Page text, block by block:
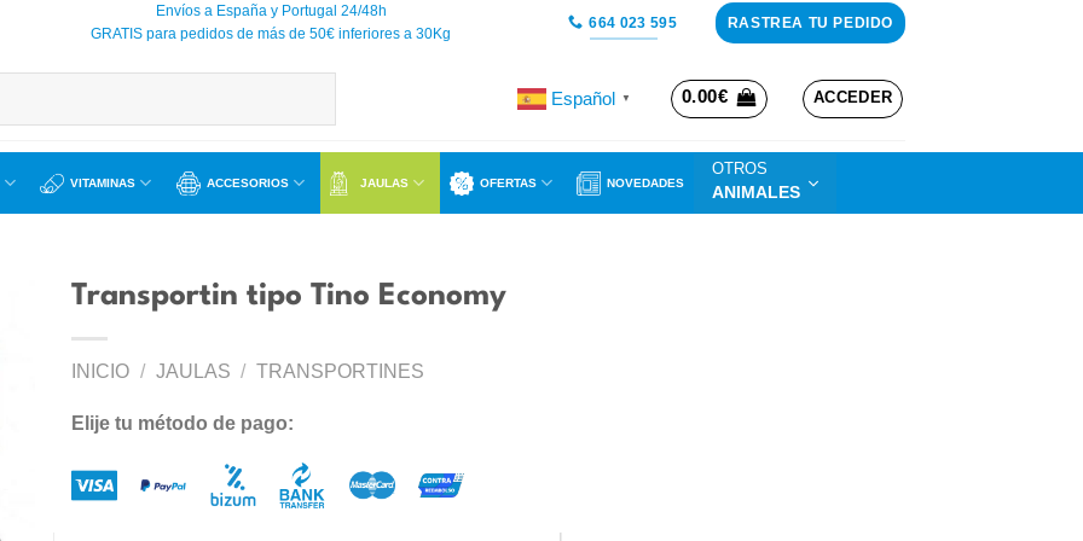
Envíos a España y Portugal 24/48h
GRATIS para pedidos de más de 50€ inferiores a 30Kg
664 023 595 RASTREA TU PEDIDO
Español ▼ 0.00€ ACCEDER
VITAMINAS ACCESORIOS JAULAS OFERTAS NOVEDADES
OTROS
ANIMALES
Transportin tipo Tino Economy
INICIO / JAULAS / TRANSPORTINES
Elije tu método de pago: